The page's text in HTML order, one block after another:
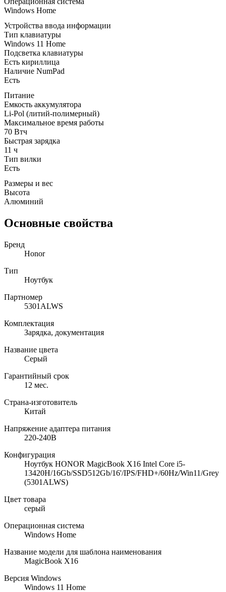
Windows Home
Устройства ввода информации
Тип клавиатуры
Windows 11 Home
Подсветка клавиатуры
Есть кириллица
Наличие NumPad
Есть
Питание
Емкость аккумулятора
Li-Pol (литий-полимерный)
Максимальное время работы
70 Втч
Быстрая зарядка
11 ч
Тип вилки
Есть
Размеры и вес
Высота
Алюминий
Основные свойства
Бренд
Honor
Тип
Ноутбук
Партномер
5301ALWS
Комплектация
Зарядка, документация
Название цвета
Серый
Гарантийный срок
12 мес.
Страна-изготовитель
Китай
Напряжение адаптера питания
220-240В
Конфигурация
Ноутбук HONOR MagicBook X16 Intel Core i5-
13420H/16Gb/SSD512Gb/16'/IPS/FHD+/60Hz/Win11/Grey
(5301ALWS)
Цвет товара
серый
Операционная система
Windows Home
Название модели для шаблона наименования
MagicBook X16
Версия Windows
Windows 11 Home